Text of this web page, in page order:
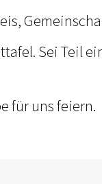
Sei Teil
für uns feiern.